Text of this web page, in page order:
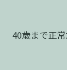
40歳まで正